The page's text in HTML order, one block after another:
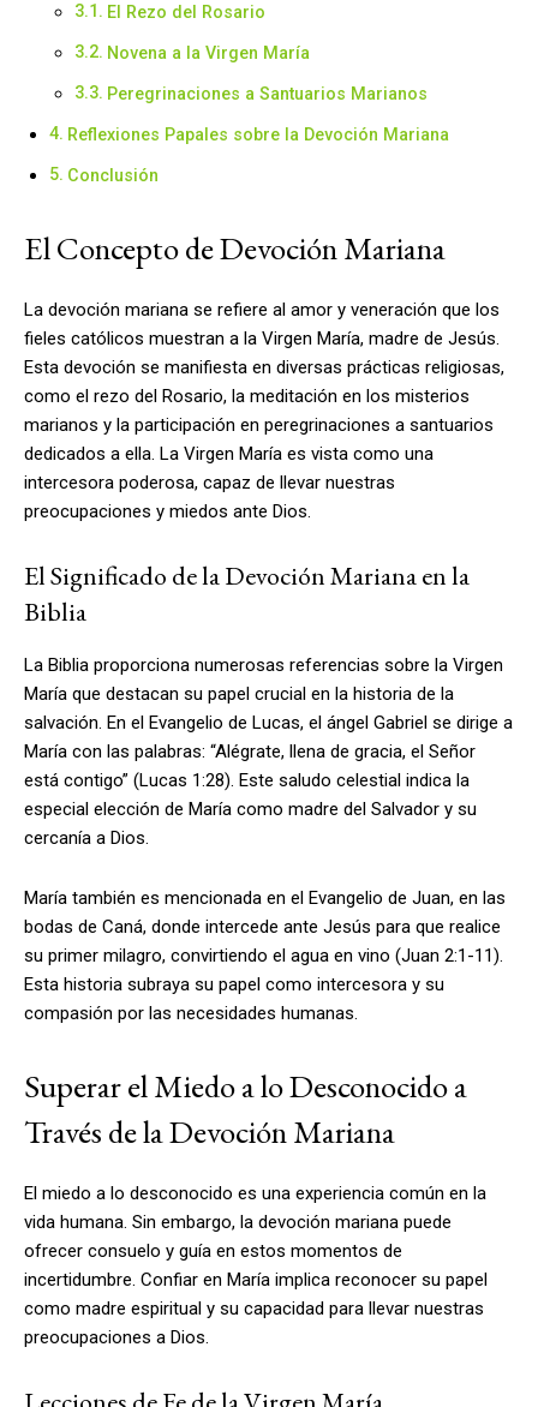
El Rezo del Rosario
Novena a la Virgen María
Peregrinaciones a Santuarios Marianos
Reflexiones Papales sobre la Devoción Mariana
Conclusión
El Concepto de Devoción Mariana
La devoción mariana se refiere al amor y veneración que los
fieles católicos muestran a la Virgen María, madre de Jesús.
Esta devoción se manifiesta en diversas prácticas religiosas,
como el rezo del Rosario, la meditación en los misterios
marianos y la participación en peregrinaciones a santuarios
dedicados a ella. La Virgen María es vista como una
intercesora poderosa, capaz de llevar nuestras
preocupaciones y miedos ante Dios.
El Significado de la Devoción Mariana en la
Biblia
La Biblia proporciona numerosas referencias sobre la Virgen
María que destacan su papel crucial en la historia de la
salvación. En el Evangelio de Lucas, el ángel Gabriel se dirige a
María con las palabras: “Alégrate, llena de gracia, el Señor
está contigo” (Lucas 1:28). Este saludo celestial indica la
especial elección de María como madre del Salvador y su
cercanía a Dios.
María también es mencionada en el Evangelio de Juan, en las
bodas de Caná, donde intercede ante Jesús para que realice
su primer milagro, convirtiendo el agua en vino (Juan 2:1-11).
Esta historia subraya su papel como intercesora y su
compasión por las necesidades humanas.
Superar el Miedo a lo Desconocido a
Través de la Devoción Mariana
El miedo a lo desconocido es una experiencia común en la
vida humana. Sin embargo, la devoción mariana puede
ofrecer consuelo y guía en estos momentos de
incertidumbre. Confiar en María implica reconocer su papel
como madre espiritual y su capacidad para llevar nuestras
preocupaciones a Dios.